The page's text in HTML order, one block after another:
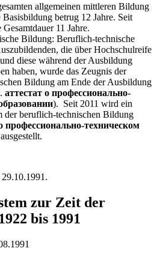
allgemeinen mittleren Bildung
betrug 12 Jahre. Seit
11 Jahre.
Bildung: Beruflich-technische
die über Hochschulreife
diese während der Ausbildung
haben, wurde das Zeugnis der
Bildung am Ende der Ausbildung
аттестат о профессионально-
). Seit 2011 wird ein
der beruflich-technischen Bildung
профессионально-техническом
zur Zeit der
bis 1991